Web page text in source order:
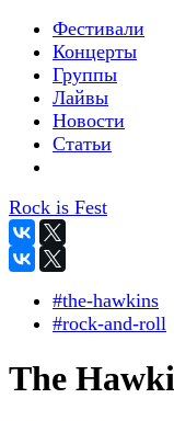
Фестивали
Концерты
Группы
Лайвы
Новости
Статьи
Rock is Fest
#the-hawkins
#rock-and-roll
The